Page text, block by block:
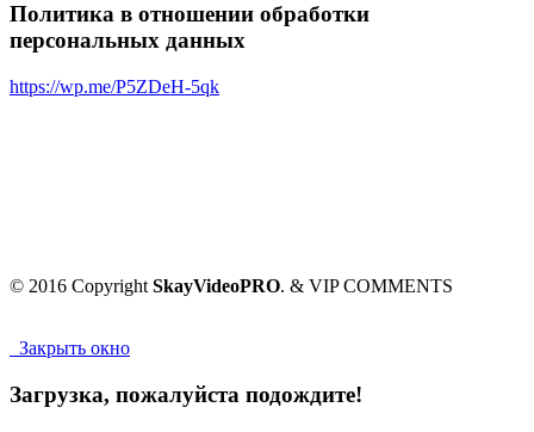
Политика в отношении обработки
персональных данных
https://wp.me/P5ZDeH-5qk
© 2016 Copyright SkayVideoPRO. & VIP COMMENTS
Закрыть окно
Загрузка, пожалуйста подождите!